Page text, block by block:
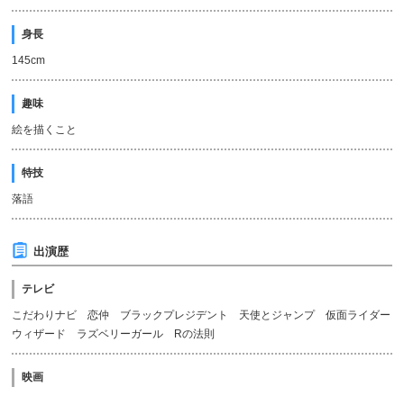
身長
145cm
趣味
絵を描くこと
特技
落語
出演歴
テレビ
こだわりナビ 恋仲 ブラックプレジデント 天使とジャンプ 仮面ライダー
ウィザード ラズベリーガール Rの法則
映画